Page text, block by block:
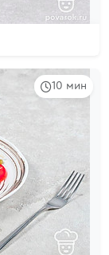
10 мин